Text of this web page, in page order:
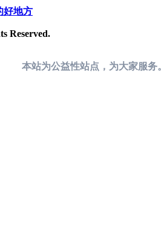
好地方
Reserved.
本站为公益性站点，为大家服